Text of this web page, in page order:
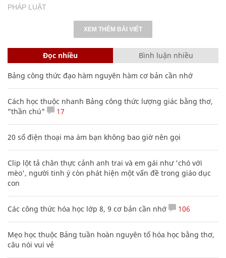
PHÁP LUẬT
XEM THÊM BÀI VIẾT
Đọc nhiều Bình luận nhiều
Bảng công thức đạo hàm nguyên hàm cơ bản cần nhớ
Cách học thuộc nhanh Bảng công thức lượng giác bằng thơ,
"thần chú"
17
20 số điện thoại ma ám bạn không bao giờ nên gọi
Clip lột tả chân thực cảnh anh trai và em gái như 'chó với
mèo', người tinh ý còn phát hiện một vấn đề trong giáo dục
con
Các công thức hóa học lớp 8, 9 cơ bản cần nhớ 106
Mẹo học thuộc Bảng tuần hoàn nguyên tố hóa học bằng thơ,
câu nói vui vẻ